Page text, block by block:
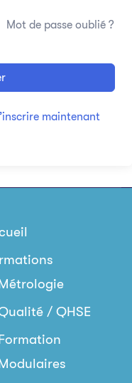
Mot de passe oublié ?
maintenant
/ QHSE